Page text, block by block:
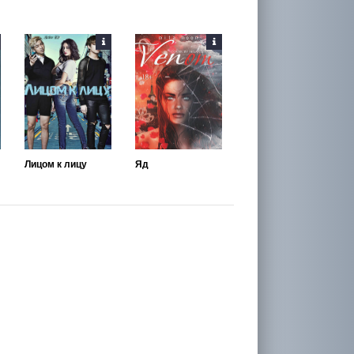
Лицом к лицу Яд